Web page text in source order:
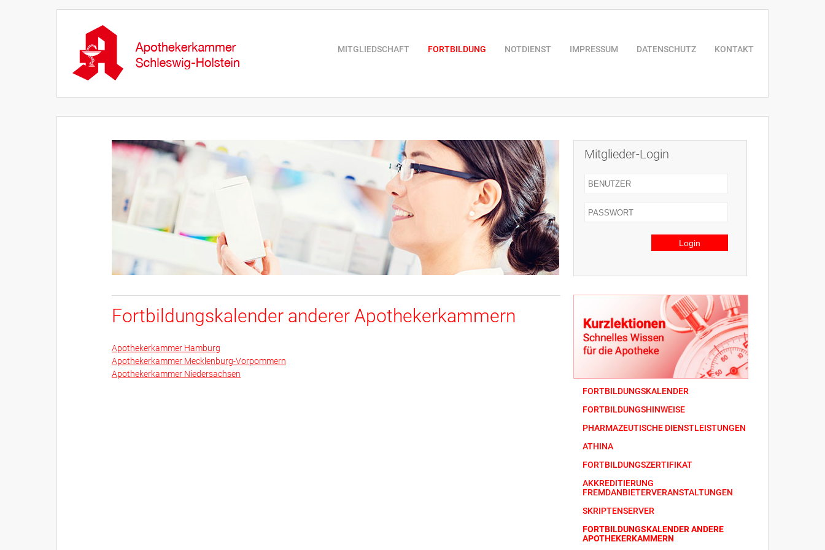
MITGLIEDSCHAFT FORTBILDUNG NOTDIENST IMPRESSUM DATENSCHUTZ KONTAKT
Fortbildungskalender anderer Apothekerkammern
Apothekerkammer Hamburg
Apothekerkammer Mecklenburg-Vorpommern
Apothekerkammer Niedersachsen
Mitglieder-Login
FORTBILDUNGSKALENDER
FORTBILDUNGSHINWEISE
PHARMAZEUTISCHE DIENSTLEISTUNGEN
ATHINA
FORTBILDUNGSZERTIFIKAT
AKKREDITIERUNG
FREMDANBIETERVERANSTALTUNGEN
SKRIPTENSERVER
FORTBILDUNGSKALENDER ANDERE
APOTHEKERKAMMERN